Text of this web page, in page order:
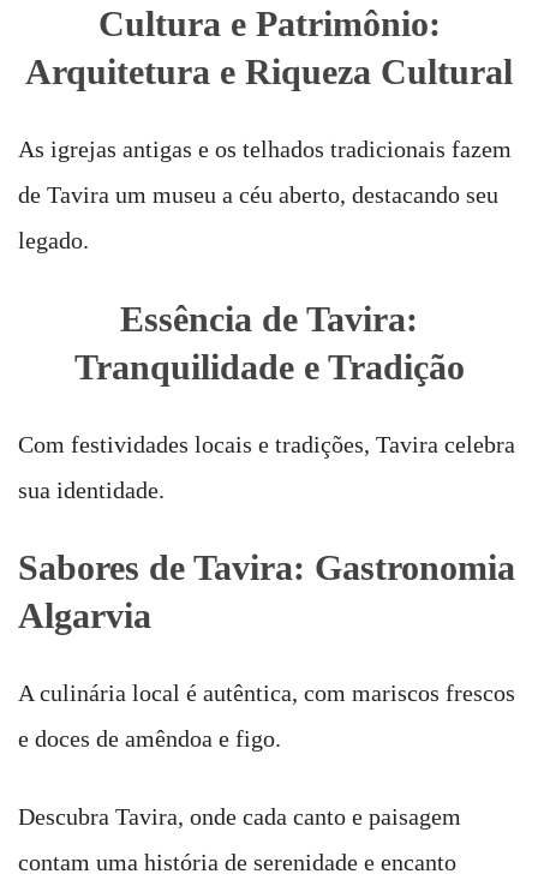
Cultura e Patrimônio:
Arquitetura e Riqueza Cultural
As igrejas antigas e os telhados tradicionais fazem
de Tavira um museu a céu aberto, destacando seu
legado.
Essência de Tavira:
Tranquilidade e Tradição
Com festividades locais e tradições, Tavira celebra
sua identidade.
Sabores de Tavira: Gastronomia
Algarvia
A culinária local é autêntica, com mariscos frescos
e doces de amêndoa e figo.
Descubra Tavira, onde cada canto e paisagem
contam uma história de serenidade e encanto